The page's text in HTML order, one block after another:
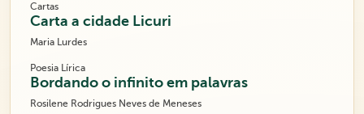
Cartas
Carta a cidade Licuri
Maria Lurdes
Poesia Lírica
Bordando o infinito em palavras
Rosilene Rodrigues Neves de Meneses